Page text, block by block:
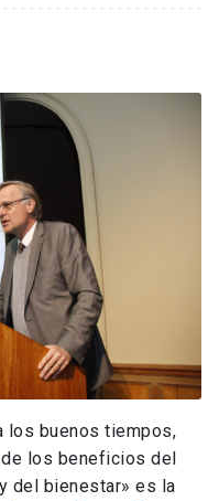
los buenos tiempos,
los beneficios del
del bienestar» es la